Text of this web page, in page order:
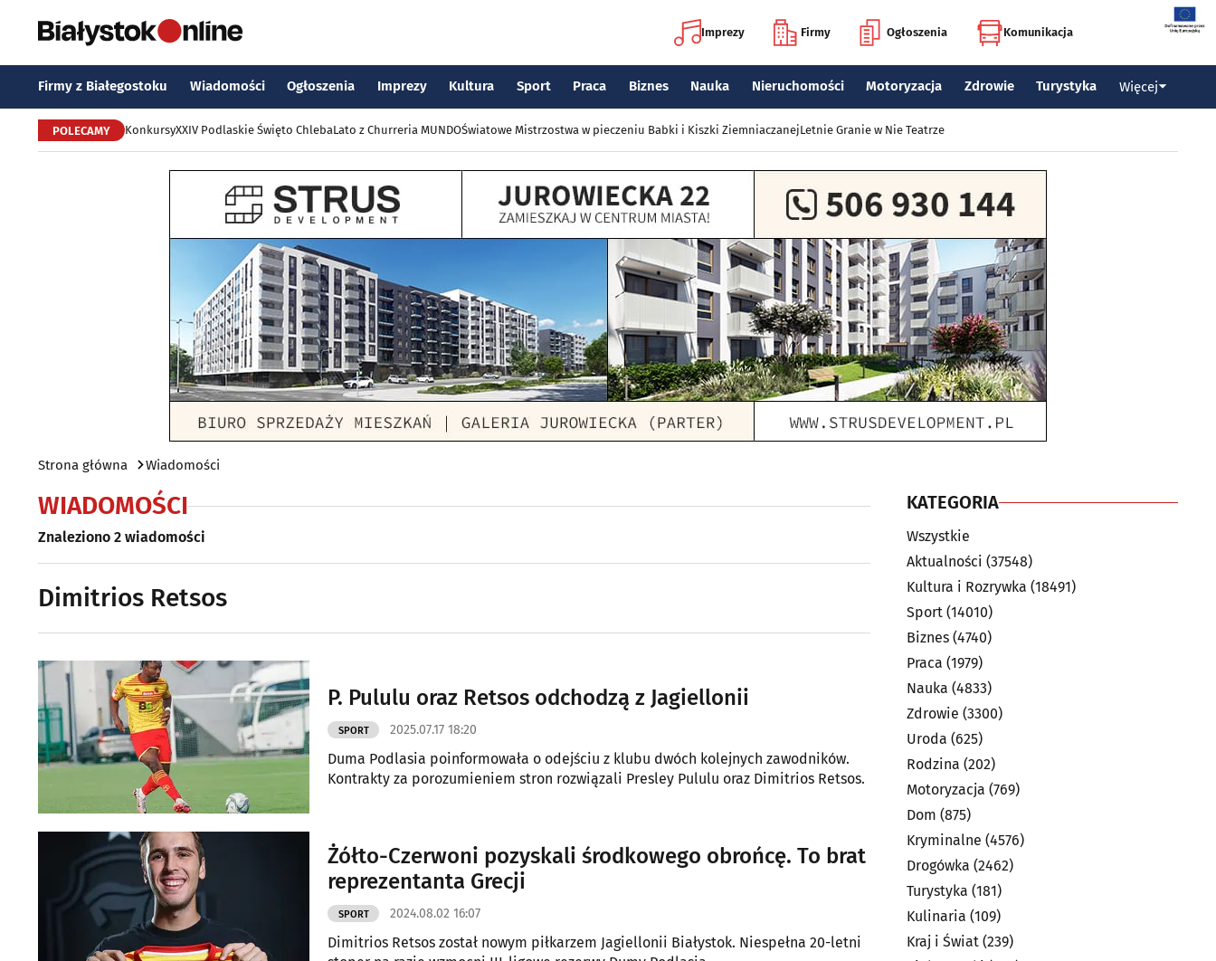
Imprezy Firmy Ogłoszenia Komunikacja
Firmy z Białegostoku Wiadomości Ogłoszenia Imprezy Kultura Sport Praca Biznes Nauka Nieruchomości Motoryzacja Zdrowie Turystyka Więcej
POLECAMY KonkursyXXIV Podlaskie Święto ChlebaLato z Churreria MUNDOŚwiatowe Mistrzostwa w pieczeniu Babki i Kiszki ZiemniaczanejLetnie Granie w Nie Teatrze
Strona główna Wiadomości
WIADOMOŚCI
Znaleziono 2 wiadomości
Dimitrios Retsos
P. Pululu oraz Retsos odchodzą z Jagiellonii
SPORT 2025.07.17 18:20
Duma Podlasia poinformowała o odejściu z klubu dwóch kolejnych zawodników.
Kontrakty za porozumieniem stron rozwiązali Presley Pululu oraz Dimitrios Retsos.
Żółto-Czerwoni pozyskali środkowego obrońcę. To brat
reprezentanta Grecji
SPORT 2024.08.02 16:07
Dimitrios Retsos został nowym piłkarzem Jagiellonii Białystok. Niespełna 20-letni
KATEGORIA
Wszystkie
Aktualności (37548)
Kultura i Rozrywka (18491)
Sport (14010)
Biznes (4740)
Praca (1979)
Nauka (4833)
Zdrowie (3300)
Uroda (625)
Rodzina (202)
Motoryzacja (769)
Dom (875)
Kryminalne (4576)
Drogówka (2462)
Turystyka (181)
Kulinaria (109)
Kraj i Świat (239)